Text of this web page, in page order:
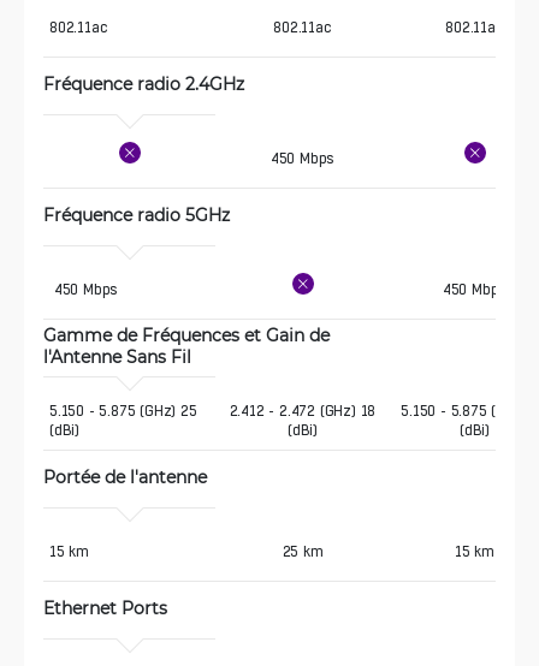
802.11ac 802.11ac 802.11ac
Fréquence radio 2.4GHz
450 Mbps
Fréquence radio 5GHz
450 Mbps 450 Mbps
Gamme de Fréquences et Gain de
l'Antenne Sans Fil
5.150 - 5.875 (GHz) 25
(dBi)
2.412 - 2.472 (GHz) 18
(dBi)
5.150 - 5.875 (GHz)
(dBi)
Portée de l'antenne
15 km 25 km 15 km
Ethernet Ports